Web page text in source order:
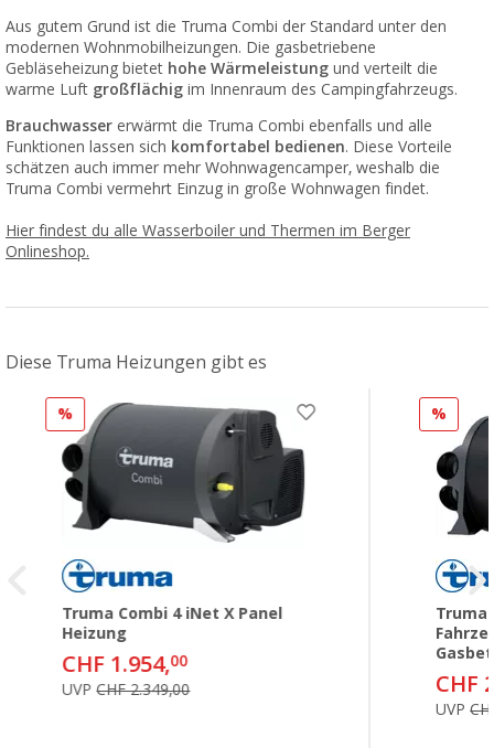
Aus gutem Grund ist die Truma Combi der Standard unter den
modernen Wohnmobilheizungen. Die gasbetriebene
Gebläseheizung bietet hohe Wärmeleistung und verteilt die
warme Luft großflächig im Innenraum des Campingfahrzeugs.
Brauchwasser erwärmt die Truma Combi ebenfalls und alle
Funktionen lassen sich komfortabel bedienen. Diese Vorteile
schätzen auch immer mehr Wohnwagencamper, weshalb die
Truma Combi vermehrt Einzug in große Wohnwagen findet.
Hier findest du alle Wasserboiler und Thermen im Berger
Onlineshop.
Diese Truma Heizungen gibt es
%
Truma Combi 4 iNet X Panel
Heizung
CHF 1.954,00
UVPCHF 2.349,00
%
Truma
CHF
UVP